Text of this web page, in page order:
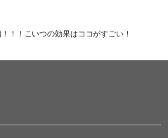
！！こいつの効果はココがすごい！